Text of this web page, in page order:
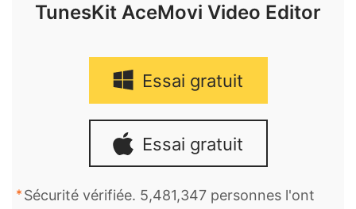
TunesKit AceMovi Video Editor
Essai gratuit
Essai gratuit
Sécurité vérifiée. 5,481,347 personnes l'ont